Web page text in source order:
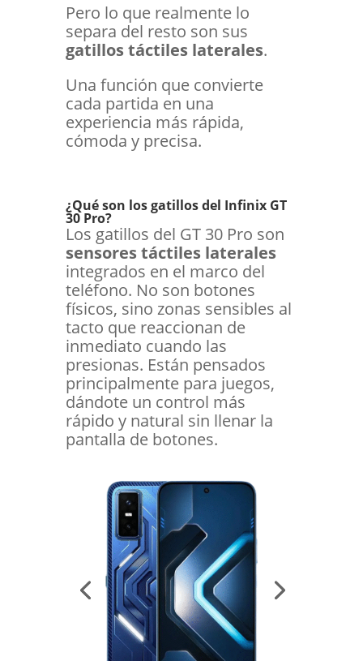
Pero lo que realmente lo
separa del resto son sus
gatillos táctiles laterales.
Una función que convierte
cada partida en una
experiencia más rápida,
cómoda y precisa.
¿Qué son los gatillos del Infinix GT
30 Pro?
Los gatillos del GT 30 Pro son
sensores táctiles laterales
integrados en el marco del
teléfono. No son botones
físicos, sino zonas sensibles al
tacto que reaccionan de
inmediato cuando las
presionas. Están pensados
principalmente para juegos,
dándote un control más
rápido y natural sin llenar la
pantalla de botones.